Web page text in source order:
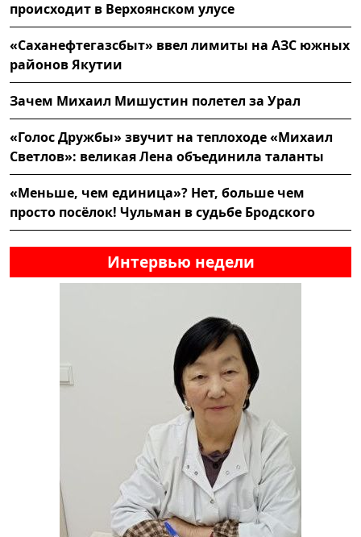
происходит в Верхоянском улусе
«Саханефтегазсбыт» ввел лимиты на АЗС южных
районов Якутии
Зачем Михаил Мишустин полетел за Урал
«Голос Дружбы» звучит на теплоходе «Михаил
Светлов»: великая Лена объединила таланты
«Меньше, чем единица»? Нет, больше чем
просто посёлок! Чульман в судьбе Бродского
Интервью недели